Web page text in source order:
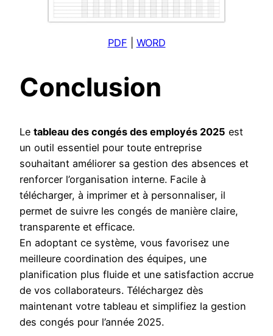
PDF WORD
Conclusion
Le tableau des congés des employés 2025 est
un outil essentiel pour toute entreprise
souhaitant améliorer sa gestion des absences et
renforcer l’organisation interne. Facile à
télécharger, à imprimer et à personnaliser, il
permet de suivre les congés de manière claire,
transparente et efficace.
En adoptant ce système, vous favorisez une
meilleure coordination des équipes, une
planification plus fluide et une satisfaction accrue
de vos collaborateurs. Téléchargez dès
maintenant votre tableau et simplifiez la gestion
des congés pour l’année 2025.